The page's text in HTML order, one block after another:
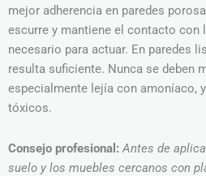
mejor adherencia en paredes
escurre y mantiene el contacto con
necesario para actuar. En paredes
resulta suficiente. Nunca se deben
especialmente lejía con amoníaco,
tóxicos.
Consejo profesional: Antes de
suelo y los muebles cercanos con